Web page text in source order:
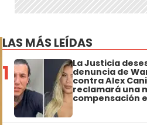
LAS MÁS LEÍDAS
1 La Justicia
denuncia de
contra Alex
reclamará una
compensación